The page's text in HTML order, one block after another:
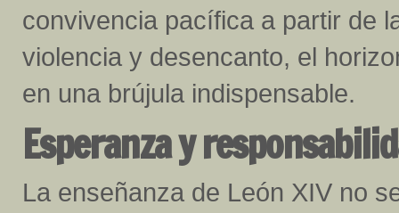
convivencia pacífica a partir de
violencia y desencanto, el
en una brújula indispensable.
Esperanza y
La enseñanza de León XIV no